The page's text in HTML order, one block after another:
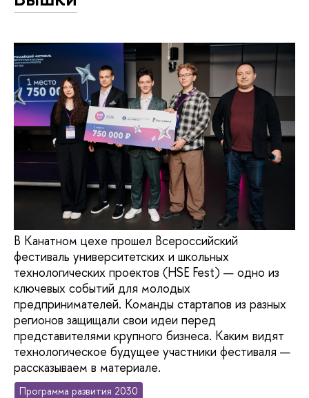
В Канатном цехе прошел Всероссийский
фестиваль университетских и школьных
технологических проектов (HSE Fest) — одно из
ключевых событий для молодых
предпринимателей. Команды стартапов из разных
регионов защищали свои идеи перед
представителями крупного бизнеса. Каким видят
технологическое будущее участники фестиваля —
рассказываем в материале.
Программа развития 2030